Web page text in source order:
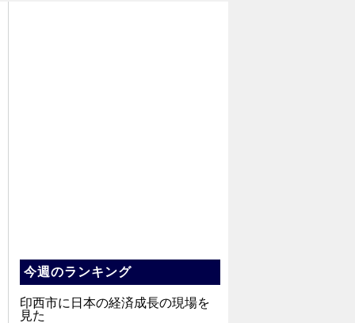
今週のランキング
印西市に日本の経済成長の現場を
見た